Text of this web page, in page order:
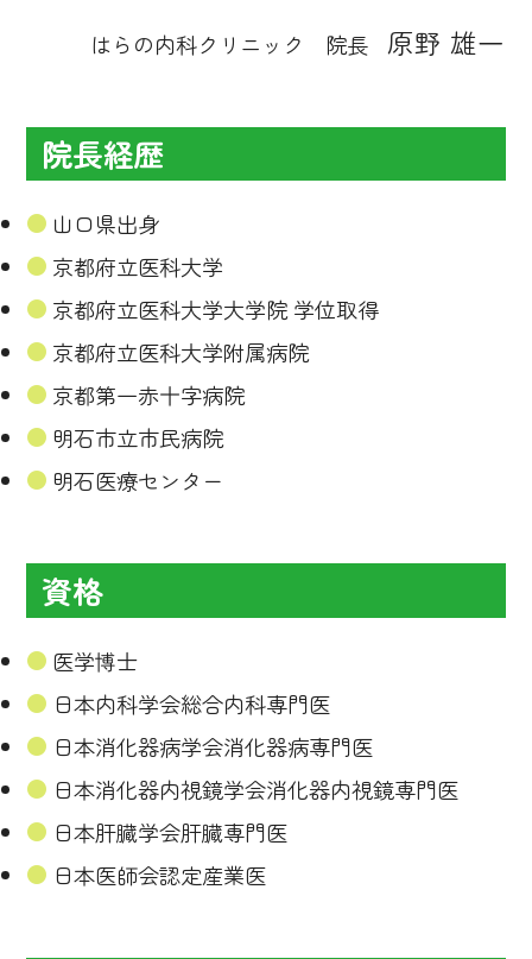
はらの内科クリニック 院長 原野 雄一
院長経歴
山口県出身
京都府立医科大学
京都府立医科大学大学院 学位取得
京都府立医科大学附属病院
京都第一赤十字病院
明石市立市民病院
明石医療センター
資格
医学博士
日本内科学会総合内科専門医
日本消化器病学会消化器病専門医
日本消化器内視鏡学会消化器内視鏡専門医
日本肝臓学会肝臓専門医
日本医師会認定産業医